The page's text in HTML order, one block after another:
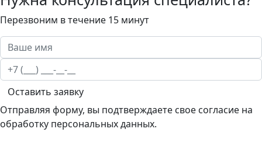
Перезвоним в течение 15 минут
Оставить заявку
Отправляя форму, вы подтверждаете свое согласие на
обработку персональных данных.